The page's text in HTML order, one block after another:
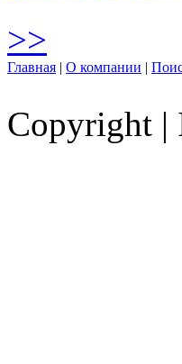
>>
Главная | О компании |
Copyright |